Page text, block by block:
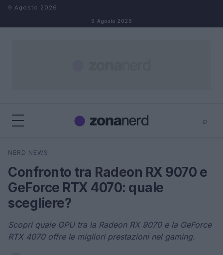
Salta al contenuto
9 Agosto 2026
9 Agosto 2026
⌕
Cerca
NERD NEWS
Confronto tra Radeon RX 9070 e
GeForce RTX 4070: quale
scegliere?
Scopri quale GPU tra la Radeon RX 9070 e la GeForce
RTX 4070 offre le migliori prestazioni nel gaming.